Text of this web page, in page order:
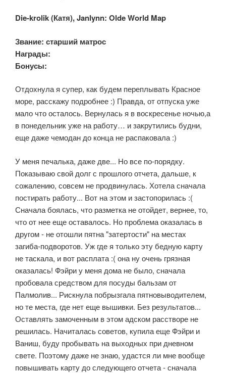
Die-krolik (Катя), Janlynn: Olde World Map
Звание: старший матрос
Награды:
Бонусы:
Отдохнула я супер, как будем переплывать Красное
море, расскажу подробнее :) Правда, от отпуска уже
мало что осталось. Вернулась я в воскресенье ночью,а
в понедельник уже на работу… и закрутились будни,
еще даже чемодан до конца не распаковала :)
У меня печалька, даже две... Но все по-порядку.
Показываю свой долг с прошлого отчета, дальше, к
сожалению, совсем не продвинулась. Хотела сначала
постирать работу... Вот на этом и застопорилась :(
Сначала боялась, что разметка не отойдет, вернее, то,
что от нее еще оставалось. Но проблема оказалась в
другом - не отошли пятна "затертости" на местах
загиба-подворотов. Уж где я только эту бедную карту
не таскала, и вот расплата :( она ну очень грязная
оказалась! Фэйри у меня дома не было, сначала
пробовала средством для посуды бальзам от
Палмолив... Рискнула побрызгала пятновыводителем,
но те места, где нет еще вышивки. Без результатов...
Оставлять замоченным в этом адском расстворе не
решилась. Начиталась советов, купила еще Фэйри и
Ваниш, буду пробывать на выходных при дневном
свете. Поэтому даже не знаю, удастся ли мне вообще
повышивать карту до следующего отчета - сначала